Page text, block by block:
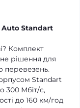
Auto Standart
Комплект
рішення для
перевезень.
Standart
300 Мбіт/с,
до 160 км/год